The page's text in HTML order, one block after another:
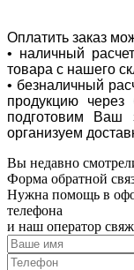
Оплатить заказ
• наличный
товара с нашего
• безналичный
продукцию
подготовим Ваш
организуем
Вы недавно
Форма обратной
Нужна помощь в
телефона
и наш оператор